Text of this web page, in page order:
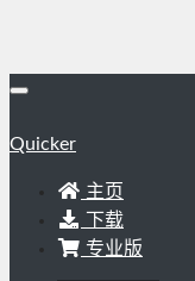
Quicker
主页
下载
专业版